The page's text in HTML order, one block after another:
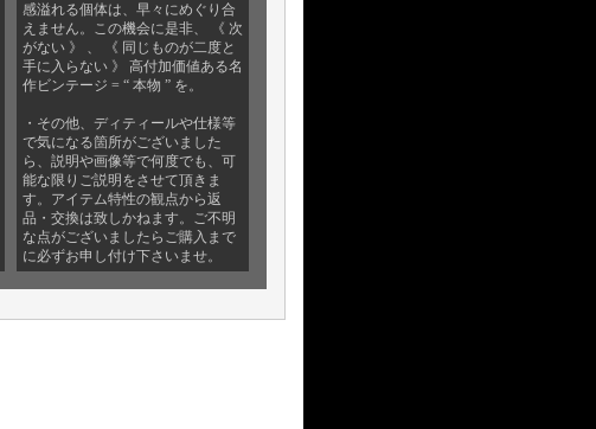
感溢れる個体は、早々にめぐり合
えません。この機会に是非、 《 次
がない 》 、 《 同じものが二度と
手に入らない 》 高付加価値ある名
作ビンテージ = “ 本物 ” を。
・その他、ディティールや仕様等
で気になる箇所がございました
ら、説明や画像等で何度でも、可
能な限りご説明をさせて頂きま
す。アイテム特性の観点から返
品・交換は致しかねます。ご不明
な点がございましたらご購入まで
に必ずお申し付け下さいませ。